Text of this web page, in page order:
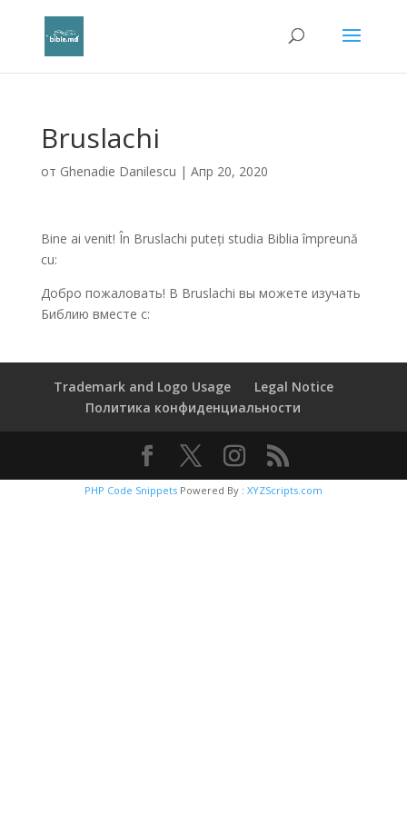
Bruslachi
от Ghenadie Danilescu | Апр 20, 2020
Bine ai venit! În Bruslachi puteți studia Biblia împreună
cu:
Добро пожаловать! В Bruslachi вы можете изучать
Библию вместе с:
Trademark and Logo Usage
Legal Notice
Политика конфиденциальности
PHP Code Snippets Powered By : XYZScripts.com